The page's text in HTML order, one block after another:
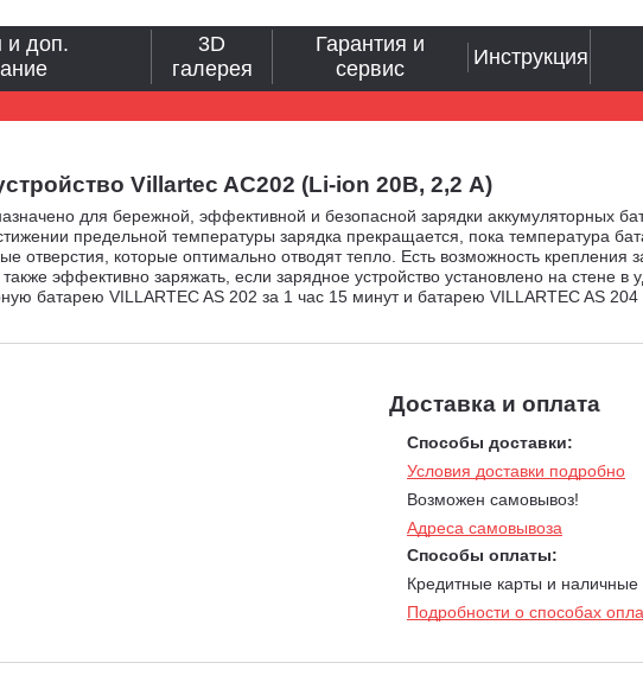
Villartec AC202 (Li-ion 20В, 2,2 А)
для бережной, эффективной и безопасной зарядки аккумуляторных
предельной температуры зарядка прекращается, пока температура
отверстия, которые оптимально отводят тепло. Есть возможность крепления
эффективно заряжать, если зарядное устройство установлено на стене
батарею VILLARTEC AS 202 за 1 час 15 минут и батарею VILLARTEC AS 204
Доставка и оплата
Способы доставки:
Условия доставки подробно
Возможен самовывоз!
Адреса самовывоза
Способы оплаты:
Кредитные карты и наличные
Подробности о способах
и доп.
3D
галерея
Гарантия и
сервис
Инструкция